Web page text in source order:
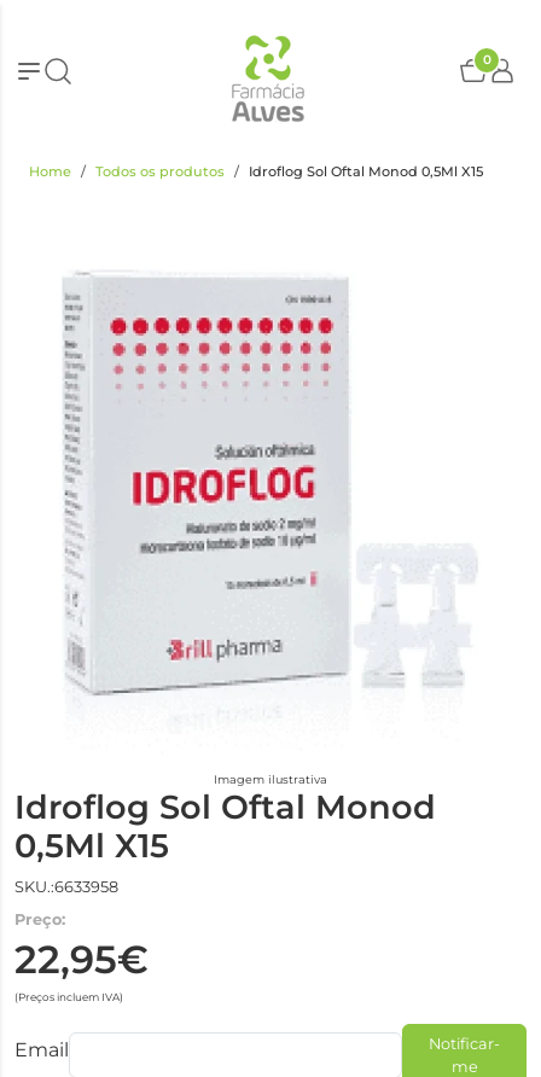
0
Home Todos os produtos Idroflog Sol Oftal Monod 0,5Ml X15
Imagem ilustrativa
Idroflog Sol Oftal Monod
0,5Ml X15
SKU.:6633958
Preço:
22,95€
(Preços incluem IVA)
Email
Notificar-
me